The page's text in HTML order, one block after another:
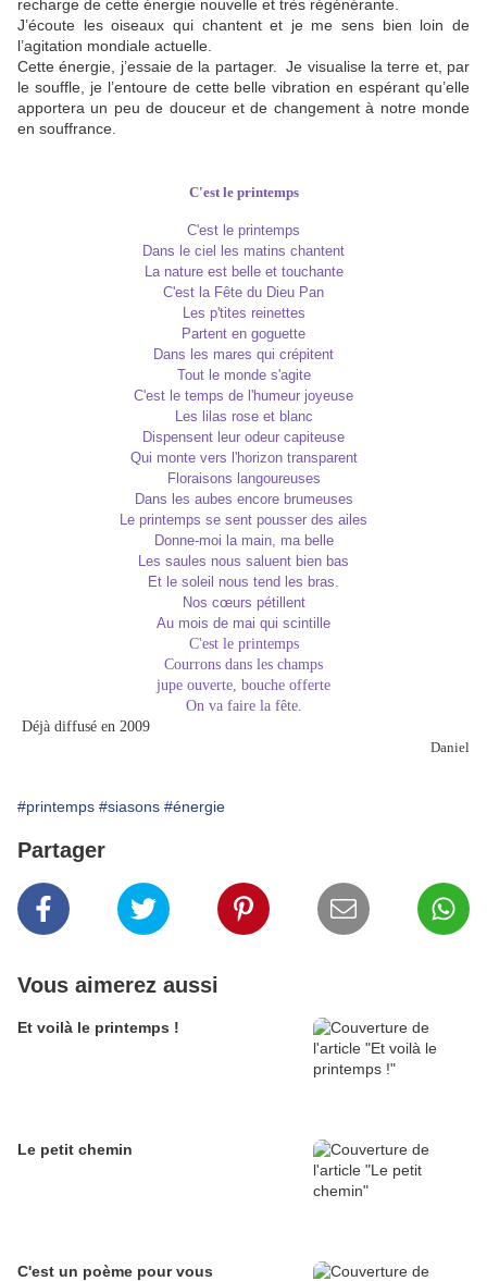
recharge de cette énergie nouvelle et très régénérante.
J’écoute les oiseaux qui chantent et je me sens bien loin de
l’agitation mondiale actuelle.
Cette énergie, j’essaie de la partager.
Je visualise la terre et, par
le souffle, je l’entoure de cette belle vibration en espérant qu’elle
apportera un peu de douceur et de changement à notre monde
en souffrance.
C'est le printemps
C'est le printemps
Dans le ciel les matins chantent
La nature est belle et touchante
C'est la Fête du Dieu Pan
Les p'tites reinettes
Partent en goguette
Dans les mares qui crépitent
Tout le monde s'agite
C'est le temps de l'humeur joyeuse
Les lilas rose et blanc
Dispensent leur odeur capiteuse
Qui monte vers l'horizon transparent
Floraisons langoureuses
Dans les aubes encore brumeuses
Le printemps se sent pousser des ailes
Donne-moi la main, ma belle
Les saules nous saluent bien bas
Et le soleil nous tend les bras.
Nos cœurs pétillent
Au mois de mai qui scintille
C'est le printemps
Courrons dans les champs
jupe ouverte, bouche offerte
On va faire la fête.
Déjà diffusé en 2009
Daniel
#printemps #siasons #énergie
Partager
Vous aimerez aussi
Et voilà le printemps !
Le petit chemin
C'est un poème pour vous